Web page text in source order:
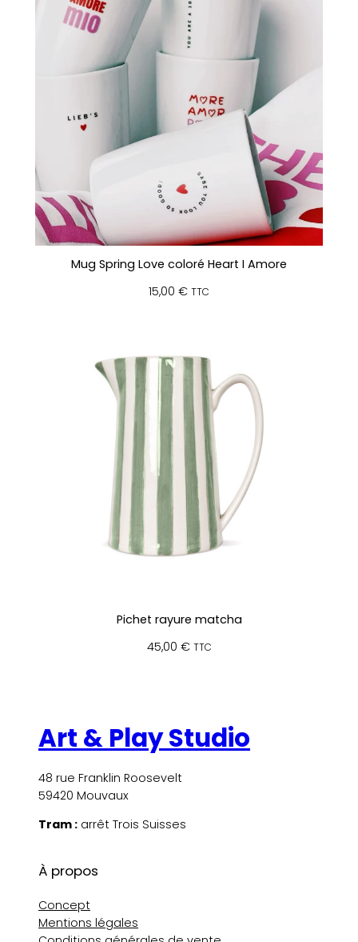
Mug Spring Love coloré Heart I Amore
15,00 € TTC
Pichet rayure matcha
45,00 € TTC
Art & Play Studio
48 rue Franklin Roosevelt
59420 Mouvaux
Tram : arrêt Trois Suisses
À propos
Concept
Mentions légales